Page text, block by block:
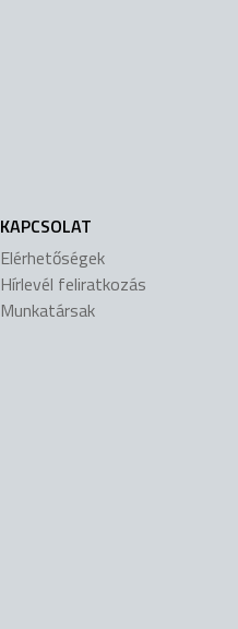
KAPCSOLAT
Elérhetőségek
Hírlevél feliratkozás
Munkatársak